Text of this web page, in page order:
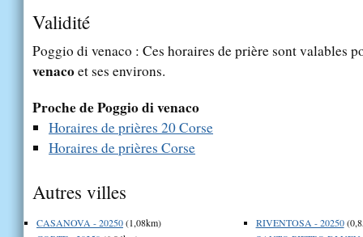
Validité
Poggio di venaco : Ces horaires de prière sont valables
venacoet ses environs.
Proche de Poggio di venaco
Horaires de prières 20 Corse
Horaires de prières Corse
Autres villes
CASANOVA - 20250(1,08km)
RIVENTOSA - 20250